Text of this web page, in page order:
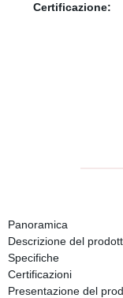
Certificazione:
Panoramica
Descrizione del
Specifiche
Certificazioni
Presentazione del